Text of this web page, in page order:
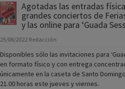
Agotadas las entradas
grandes conciertos de
y las online para ‘Guada
25/08/2022 Redacción
Disponibles sólo las invitaciones para
en formato físico y con entrega
únicamente en la caseta de Santo
21.00 horas este jueves y viernes.